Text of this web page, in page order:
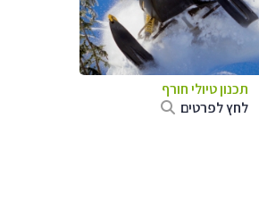
תכנון טיולי חורף
לחץ לפרטים